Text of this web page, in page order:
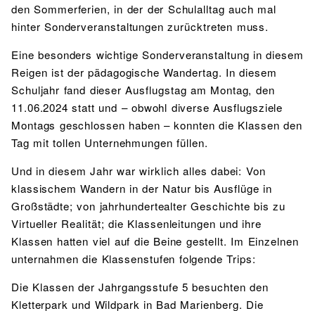
den Sommerferien, in der der Schulalltag auch mal
hinter Sonderveranstaltungen zurücktreten muss.
Eine besonders wichtige Sonderveranstaltung in diesem
Reigen ist der pädagogische Wandertag. In diesem
Schuljahr fand dieser Ausflugstag am Montag, den
11.06.2024 statt und – obwohl diverse Ausflugsziele
Montags geschlossen haben – konnten die Klassen den
Tag mit tollen Unternehmungen füllen.
Und in diesem Jahr war wirklich alles dabei: Von
klassischem Wandern in der Natur bis Ausflüge in
Großstädte; von jahrhundertealter Geschichte bis zu
Virtueller Realität; die Klassenleitungen und ihre
Klassen hatten viel auf die Beine gestellt. Im Einzelnen
unternahmen die Klassenstufen folgende Trips:
Die Klassen der Jahrgangsstufe 5 besuchten den
Kletterpark und Wildpark in Bad Marienberg. Die